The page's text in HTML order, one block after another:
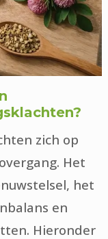
zich op
Het
het
en
Hieronder